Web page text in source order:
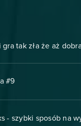
tak zła że aż
#9
- szybki sposób na